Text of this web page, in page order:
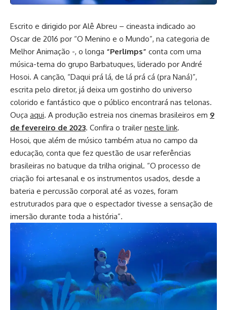
Escrito e dirigido por Alê Abreu – cineasta indicado ao
Oscar de 2016 por “O Menino e o Mundo”, na categoria de
Melhor Animação -, o longa “Perlimps” conta com uma
música-tema do grupo Barbatuques, liderado por André
Hosoi. A canção, “Daqui prá lá, de lá prá cá (pra Naná)”,
escrita pelo diretor, já deixa um gostinho do universo
colorido e fantástico que o público encontrará nas telonas.
Ouça aqui. A produção estreia nos cinemas brasileiros em 9
de fevereiro de 2023. Confira o trailer neste link.
Hosoi, que além de músico também atua no campo da
educação, conta que fez questão de usar referências
brasileiras no batuque da trilha original. “O processo de
criação foi artesanal e os instrumentos usados, desde a
bateria e percussão corporal até as vozes, foram
estruturados para que o espectador tivesse a sensação de
imersão durante toda a história”.